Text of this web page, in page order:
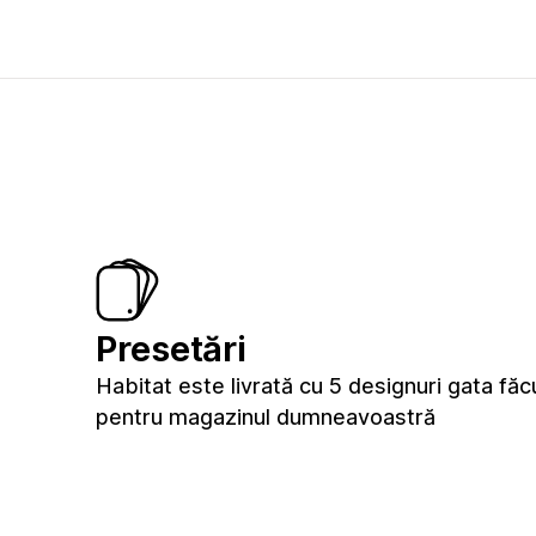
Presetări
Habitat este livrată cu 5 designuri gata
pentru magazinul dumneavoastră